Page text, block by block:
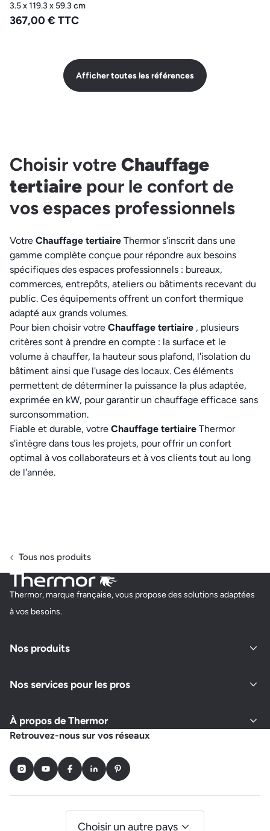
3.5 x 119.3 x 59.3 cm
367,00 € TTC
Afficher toutes les références
Choisir votre Chauffage
tertiaire pour le confort de
vos espaces professionnels
Votre Chauffage tertiaire Thermor s'inscrit dans une
gamme complète conçue pour répondre aux besoins
spécifiques des espaces professionnels : bureaux,
commerces, entrepôts, ateliers ou bâtiments recevant du
public. Ces équipements offrent un confort thermique
adapté aux grands volumes.
Pour bien choisir votre Chauffage tertiaire , plusieurs
critères sont à prendre en compte : la surface et le
volume à chauffer, la hauteur sous plafond, l'isolation du
bâtiment ainsi que l'usage des locaux. Ces éléments
permettent de déterminer la puissance la plus adaptée,
exprimée en kW, pour garantir un chauffage efficace sans
surconsommation.
Fiable et durable, votre Chauffage tertiaire Thermor
s'intègre dans tous les projets, pour offrir un confort
optimal à vos collaborateurs et à vos clients tout au long
de l'année.
Tous nos produits
Thermor, marque française, vous propose des solutions adaptées
à vos besoins.
Nos produits
Nos services pour les pros
À propos de Thermor
Retrouvez-nous sur vos réseaux
InstagramYoutubeFacebookLinkedInPinterest
Choisir un autre pays